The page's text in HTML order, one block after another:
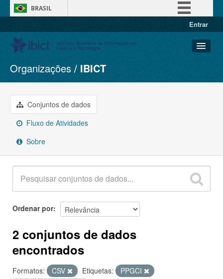
BRASIL
Entrar
Conjuntos de dados
Organizações
Grupos
Sobre
Organizações IBICT
Conjuntos de dados
Fluxo de Atividades
Sobre
Ordenar por
2 conjuntos de dados
encontrados
Formatos: CSV Etiquetas:
PPGCI